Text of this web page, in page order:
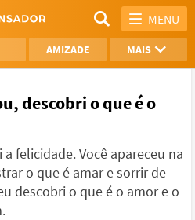
MENU
AMIZADE MAIS
AGRADECIMENTO
VER TODAS
descobri o que é o
felicidade. Você apareceu na
o que é amar e sorrir de
descobri o que é o amor e o